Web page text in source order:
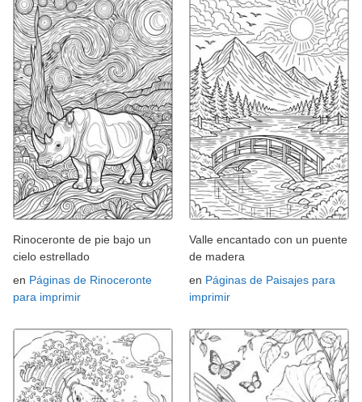
Rinoceronte de pie bajo un
cielo estrellado
en Páginas de Rinoceronte
para imprimir
Valle encantado con un puente
de madera
en Páginas de Paisajes para
imprimir